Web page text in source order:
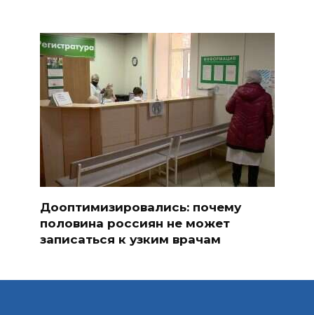
Дооптимизировались: почему
половина россиян не может
записаться к узким врачам